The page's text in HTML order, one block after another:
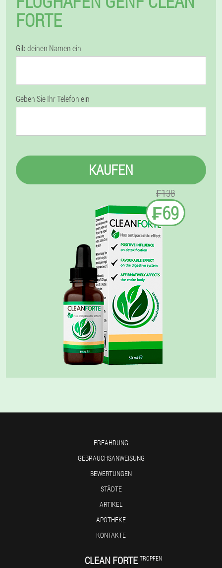
FORTE
Gib deinen Namen ein
Geben Sie Ihr Telefon ein
KAUFEN
₣138
₣69
ERFAHRUNG
GEBRAUCHSANWEISUNG
BEWERTUNGEN
STÄDTE
ARTIKEL
APOTHEKE
KONTAKTE
CLEAN FORTE TROPFEN